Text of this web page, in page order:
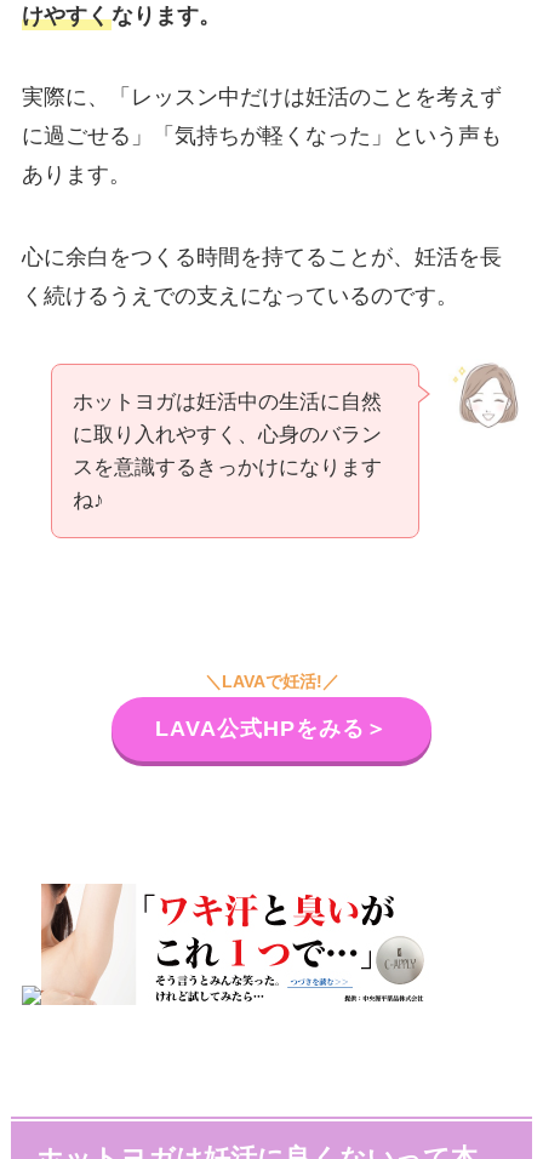
けやすくなります。
実際に、「レッスン中だけは妊活のことを考えず
に過ごせる」「気持ちが軽くなった」という声も
あります。
心に余白をつくる時間を持てることが、妊活を長
く続けるうえでの支えになっているのです。
ホットヨガは妊活中の生活に自然
に取り入れやすく、心身のバラン
スを意識するきっかけになります
ね♪
＼LAVAで妊活!／
LAVA公式HPをみる＞